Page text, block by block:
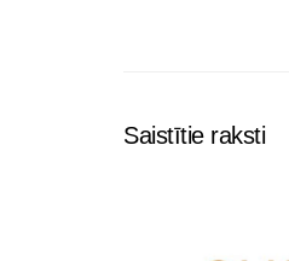
Saistītie raksti